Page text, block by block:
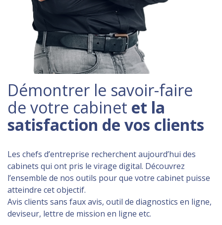
Démontrer le savoir-faire
de votre cabinet et la
satisfaction de vos clients
Les chefs d’entreprise recherchent aujourd’hui des
cabinets qui ont pris le virage digital. Découvrez
l’ensemble de nos outils pour que votre cabinet puisse
atteindre cet objectif.
Avis clients sans faux avis, outil de diagnostics en ligne,
deviseur, lettre de mission en ligne etc.